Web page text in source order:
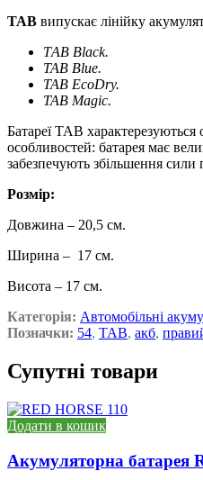
TAB випускає лінійку
ТAB Black.
TAB Blue.
TAB EcoDry.
TAB Magic.
Батареї ТАВ характерезуються
особливостей: батарея має
забезпечують збільшення сили
Розмір:
Довжина – 20,5 см.
Ширина – 17 см.
Висота – 17 см.
Категорія: Автомобільні
Позначки: 54, TAB, акб,
Супутні товари
Додати в кошик
Акумуляторна батарея